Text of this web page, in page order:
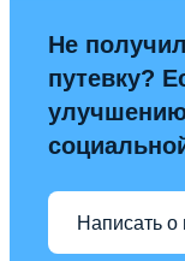
Не
путевку?
Написать